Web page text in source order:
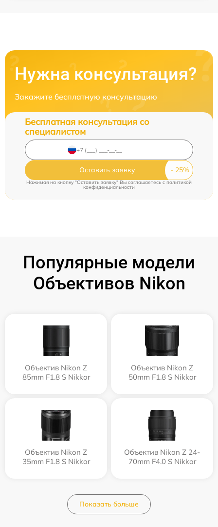
Нужна консультация?
Закажите бесплатную консультацию
Бесплатная консультация со
специалистом
Оставить заявку
Нажимая на кнопку "Оставить заявку" Вы соглашаетесь cполитикой
конфиденциальности
Популярные модели
Объективов Nikon
Объектив Nikon Z
85mm F1.8 S Nikkor
Объектив Nikon Z
50mm F1.8 S Nikkor
Объектив Nikon Z
35mm F1.8 S Nikkor
Объектив Nikon Z 24-
70mm F4.0 S Nikkor
Показать больше